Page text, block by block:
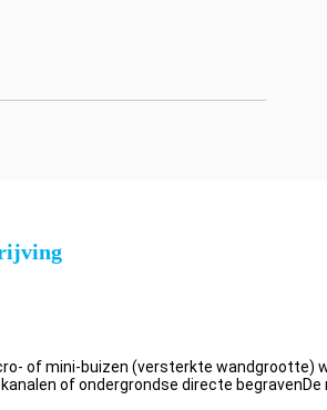
of mini-buizen (versterkte wandgrootte)
of ondergrondse directe